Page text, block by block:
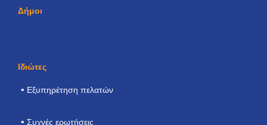
Δήμοι
Ιδιώτες
Εξυπηρέτηση πελατών
Συχνές ερωτήσεις